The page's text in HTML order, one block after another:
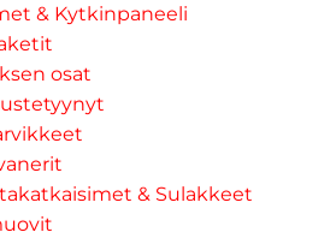
& Kytkinpaneeli
osat
& Sulakkeet